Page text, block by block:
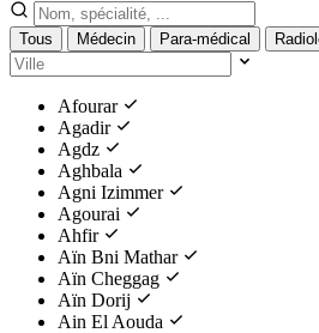
Tous Médecin Para-médical
Afourar
Agadir
Agdz
Aghbala
Agni Izimmer
Agourai
Ahfir
Aïn Bni Mathar
Aïn Cheggag
Aïn Dorij
Ain El Aouda